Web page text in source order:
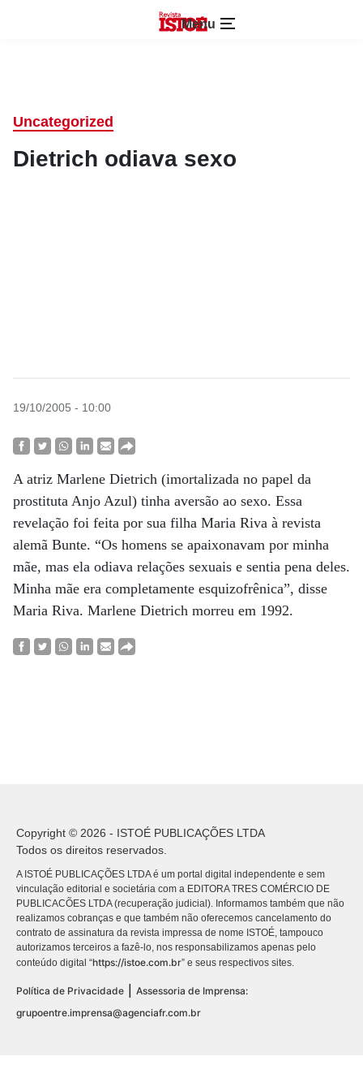
Menu
Uncategorized
Dietrich odiava sexo
19/10/2005 - 10:00
A atriz Marlene Dietrich (imortalizada no papel da
prostituta Anjo Azul) tinha aversão ao sexo. Essa
revelação foi feita por sua filha Maria Riva à revista
alemã Bunte. “Os homens se apaixonavam por minha
mãe, mas ela odiava relações sexuais e sentia pena deles.
Minha mãe era completamente esquizofrênica”, disse
Maria Riva. Marlene Dietrich morreu em 1992.
Copyright © 2026 - ISTOÉ PUBLICAÇÕES LTDA
Todos os direitos reservados.
A ISTOÉ PUBLICAÇÕES LTDA é um portal digital independente e sem
vinculação editorial e societária com a EDITORA TRES COMÉRCIO DE
PUBLICACÕES LTDA (recuperação judicial). Informamos também que não
realizamos cobranças e que também não oferecemos cancelamento do
contrato de assinatura da revista impressa de nome ISTOÉ, tampouco
autorizamos terceiros a fazê-lo, nos responsabilizamos apenas pelo
conteúdo digital “https://istoe.com.br” e seus respectivos sites.
Política de Privacidade
Assessoria de Imprensa:
grupoentre.imprensa@agenciafr.com.br